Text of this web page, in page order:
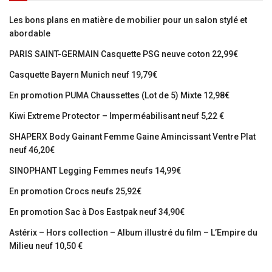
Les bons plans en matière de mobilier pour un salon stylé et
abordable
PARIS SAINT-GERMAIN Casquette PSG neuve coton 22,99€
Casquette Bayern Munich neuf 19,79€
En promotion PUMA Chaussettes (Lot de 5) Mixte 12,98€
Kiwi Extreme Protector – Imperméabilisant neuf 5,22 €
SHAPERX Body Gainant Femme Gaine Amincissant Ventre Plat
neuf 46,20€
SINOPHANT Legging Femmes neufs 14,99€
En promotion Crocs neufs 25,92€
En promotion Sac à Dos Eastpak neuf 34,90€
Astérix – Hors collection – Album illustré du film – L’Empire du
Milieu neuf 10,50 €